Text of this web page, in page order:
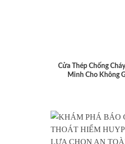
Cửa Thép Chống
Minh Cho Không